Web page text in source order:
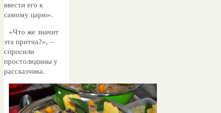
ввести его к
самому царю».
«Что же значит
эта притча?», –
спросили
простолюдины у
рассказчика.